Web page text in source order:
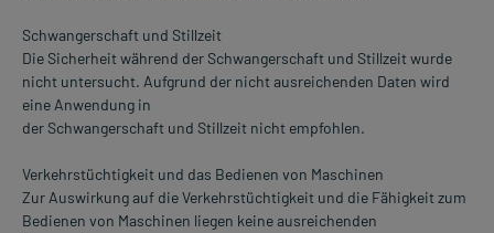
Schwangerschaft und Stillzeit
Die Sicherheit während der Schwangerschaft und Stillzeit wurde
nicht untersucht. Aufgrund der nicht ausreichenden Daten wird
eine Anwendung in
der Schwangerschaft und Stillzeit nicht empfohlen.
Verkehrstüchtigkeit und das Bedienen von Maschinen
Zur Auswirkung auf die Verkehrstüchtigkeit und die Fähigkeit zum
Bedienen von Maschinen liegen keine ausreichenden